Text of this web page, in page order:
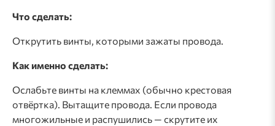
Что сделать:
Открутить винты, которыми зажаты провода.
Как именно сделать:
Ослабьте винты на клеммах (обычно крестовая
отвёртка). Вытащите провода. Если провода
многожильные и распушились — скрутите их